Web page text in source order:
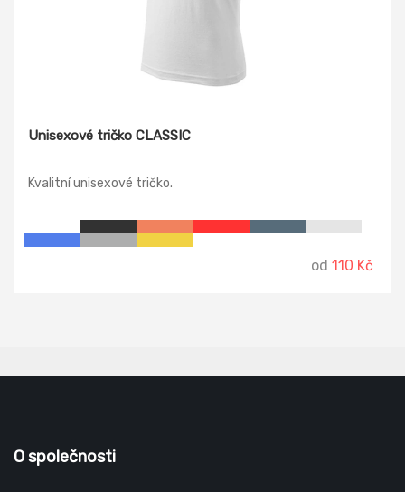
Unisexové tričko CLASSIC
Kvalitní unisexové tričko.
od 110 Kč
O společnosti